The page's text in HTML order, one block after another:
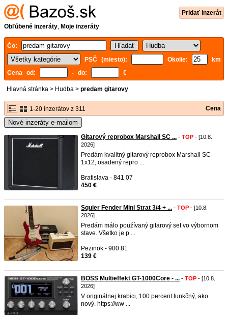
Pridať inzerát
Obľúbené inzeráty, Moje inzeráty
Čo:
PSČ (miesto):
Okolie:
km
Cena od:
- do: €
Hlavná stránka > Hudba > predam gitarovy
1-20 inzerátov z 311 Cena
Nové inzeráty e-mailom
Gitarový reprobox Marshall SC ... - TOP - [10.8.
2026]
Predám kvalitný gitarový reprobox Marshall SC
1x12, osadený repro ...
Bratislava - 841 07
450 €
Squier Fender Mini Strat 3/4 + ... - TOP - [10.8.
2026]
Predám málo používaný gitarový set vo výbornom
stave. Všetko je p ...
Pezinok - 900 81
139 €
BOSS Multieffekt GT-1000Core - ... - TOP - [10.8.
2026]
V originálnej krabici, 100 percent funkčný, ako
nový. https://ww ...